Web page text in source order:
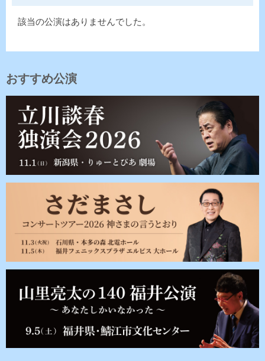
該当の公演はありませんでした。
おすすめ公演